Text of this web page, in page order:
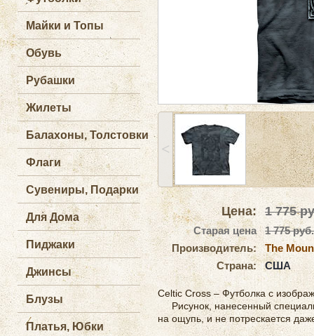
Майки и Топы
Обувь
Рубашки
Жилеты
Балахоны, Толстовки
Флаги
Сувениры, Подарки
Для Дома
Пиджаки
Джинсы
Блузы
Платья, Юбки
˂
Цена: 1 775
Старая цена
1 775 руб.
Производитель:
The
Страна:
США
Celtic Cross – Футболка с
Рисунок, нанесенный
на ощупь, и не потрескается